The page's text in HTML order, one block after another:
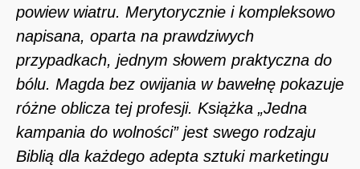
powiew wiatru. Merytorycznie i kompleksowo
napisana, oparta na prawdziwych
przypadkach, jednym słowem praktyczna do
bólu. Magda bez owijania w bawełnę pokazuje
różne oblicza tej profesji. Książka „Jedna
kampania do wolności” jest swego rodzaju
Biblią dla każdego adepta sztuki marketingu